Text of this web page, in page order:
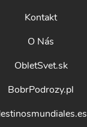
Kontakt
O Nás
ObletSvet.sk
BobrPodrozy.pl